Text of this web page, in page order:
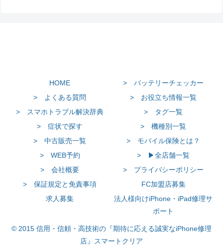
HOME
> バッテリーチェッカー
> よくある質問
> お役立ち情報一覧
> スマホトラブル解決辞典
> タグ一覧
> 症状で探す
> 機種別一覧
> 中古販売一覧
> モバイル保険とは？
> WEB予約
> ▶全店舗一覧
> 会社概要
> プライバシーポリシー
> 保証規定と免責事項
FC加盟店募集
求人募集
法人様向けiPhone・iPad修理サ
ポート
© 2015 信用・信頼・高技術の『期待に応える誠実なiPhone修理
店』スマートクリア